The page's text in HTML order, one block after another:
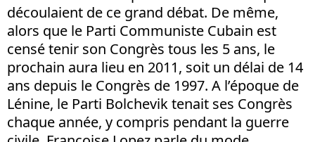
découlaient de ce grand débat. De même,
alors que le Parti Communiste Cubain est
censé tenir son Congrès tous les 5 ans, le
prochain aura lieu en 2011, soit un délai de 14
ans depuis le Congrès de 1997. A l’époque de
Lénine, le Parti Bolchevik tenait ses Congrès
chaque année, y compris pendant la guerre